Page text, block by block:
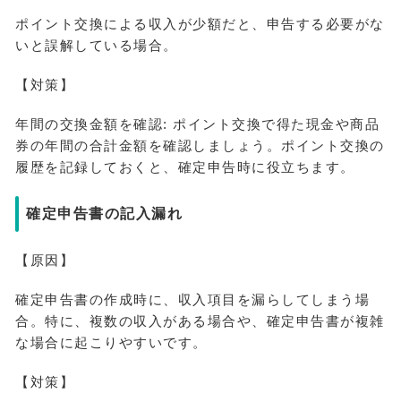
ポイント交換による収入が少額だと、申告する必要がな
いと誤解している場合。
【対策】
年間の交換金額を確認: ポイント交換で得た現金や商品
券の年間の合計金額を確認しましょう。ポイント交換の
履歴を記録しておくと、確定申告時に役立ちます。
確定申告書の記入漏れ
【原因】
確定申告書の作成時に、収入項目を漏らしてしまう場
合。特に、複数の収入がある場合や、確定申告書が複雑
な場合に起こりやすいです。
【対策】